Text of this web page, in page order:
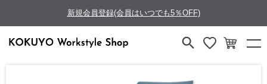
新規会員登録(会員はいつでも5％OFF)